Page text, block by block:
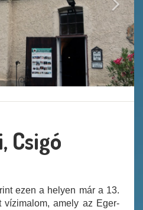
Csigó
ezen a helyen már a 13.
vízimalom, amely az Eger-